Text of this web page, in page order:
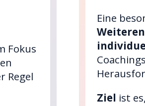
Fokus
Regel
Eine
Ziel ist